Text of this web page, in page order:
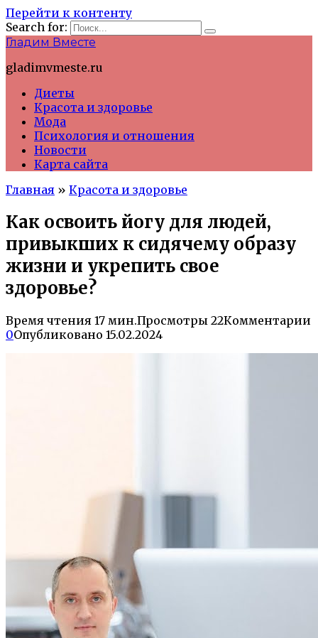
Перейти к контенту
Search for:
Гладим Вместе
gladimvmeste.ru
Диеты
Красота и здоровье
Мода
Психология и отношения
Новости
Карта сайта
Главная » Красота и здоровье
Как освоить йогу для людей,
привыкших к сидячему образу
жизни и укрепить свое
здоровье?
Время чтения 17 мин.Просмотры 22Комментарии
0Опубликовано 15.02.2024